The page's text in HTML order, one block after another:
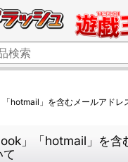
「hotmail」を含むメールアドレ
」「hotmail」を含